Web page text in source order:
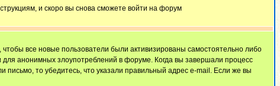
и скоро вы снова сможете войти на форум
все новые пользователи были активизированы самостоятельно либо
анонимных злоупотреблений в форуме. Когда вы завершали процесс
письмо, то убедитесь, что указали правильный адрес e-mail. Если же вы